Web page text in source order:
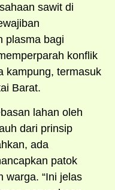
sawit di
plasma bagi
konflik
kampung, termasuk
Barat.
lahan oleh
dari prinsip
ada
patok
warga. “Ini jelas